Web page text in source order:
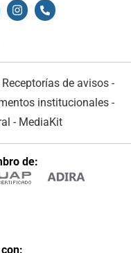
Receptorías de avisos -
institucionales-
- MediaKit
de: